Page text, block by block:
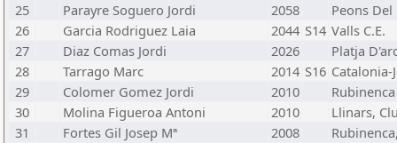
25
Parayre Soguero Jordi 2058
Peons Del
26
Garcia Rodriguez Laia 2044 S14 Valls C.E.
27
Diaz Comas Jordi 2026
Platja
28
Tarrago Marc 2014 S16 Catalonia-
29
Colomer Gomez Jordi 2010
Rubinenca
30
Molina Figueroa Antoni 2010
Llinars,
31
Fortes Gil Josep Mª 2008